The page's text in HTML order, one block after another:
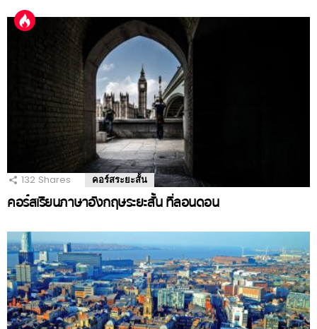
132 Shares คอร์สระยะสั้น
คอร์สเรียนภาษาอังกฤษระยะสั้น ที่ลอนดอน